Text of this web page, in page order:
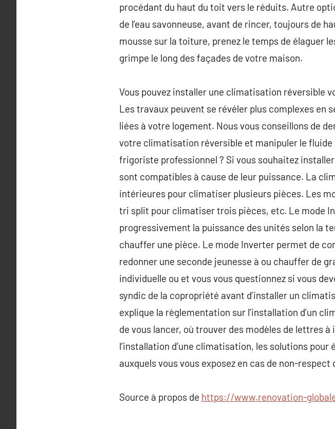
procédant du haut du toit vers le réduits. Autre
de l’eau savonneuse, avant de rincer, toujours de
mousse sur la toiture, prenez le temps de élaguer
grimpe le long des façades de votre maison.
Vous pouvez installer une climatisation réversible
Les travaux peuvent se révéler plus complexes
liées à votre logement. Nous vous conseillons de
votre climatisation réversible et manipuler le
frigoriste professionnel ? Si vous souhaitez
sont compatibles à cause de leur puissance. La
intérieures pour climatiser plusieurs pièces. Les
tri split pour climatiser trois pièces, etc. Le mode
progressivement la puissance des unités selon la
chauffer une pièce. Le mode Inverter permet de
redonner une seconde jeunesse à ou chauffer de
individuelle ou et vous vous questionnez si vous
syndic de la copropriété avant d’installer un
explique la règlementation sur l’installation d’un
de vous lancer, où trouver des modèles de lettres
l’installation d’une climatisation, les solutions
auxquels vous vous exposez en cas de non-respect
Source à propos de https://www.renovation-